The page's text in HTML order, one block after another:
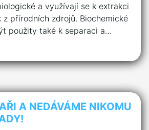
a využívají se k extrakci
z přírodních zdrojů. Biochemické
použity také k separaci a…
A NEDÁVÁME NIKOMU